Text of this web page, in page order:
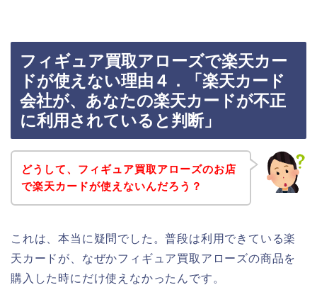
フィギュア買取アローズで楽天カー
ドが使えない理由４．「楽天カード
会社が、あなたの楽天カードが不正
に利用されていると判断」
どうして、フィギュア買取アローズのお店
で楽天カードが使えないんだろう？
これは、本当に疑問でした。普段は利用できている楽
天カードが、なぜかフィギュア買取アローズの商品を
購入した時にだけ使えなかったんです。